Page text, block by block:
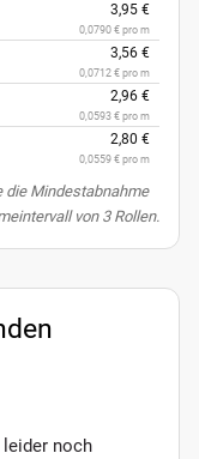
3,95 €
0,0790 € pro m
3,56 €
0,0712 € pro m
2,96 €
0,0593 € pro m
2,80 €
0,0559 € pro m
die Mindestabnahme
von 3 Rollen.
noch